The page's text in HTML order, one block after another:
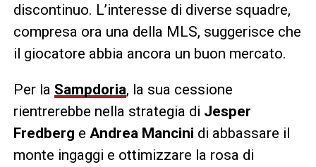
discontinuo. L’interesse di diverse squadre,
compresa ora una della MLS, suggerisce che
il giocatore abbia ancora un buon mercato.
Per la Sampdoria, la sua cessione
rientrerebbe nella strategia di Jesper
Fredberg e Andrea Mancini di abbassare il
monte ingaggi e ottimizzare la rosa di